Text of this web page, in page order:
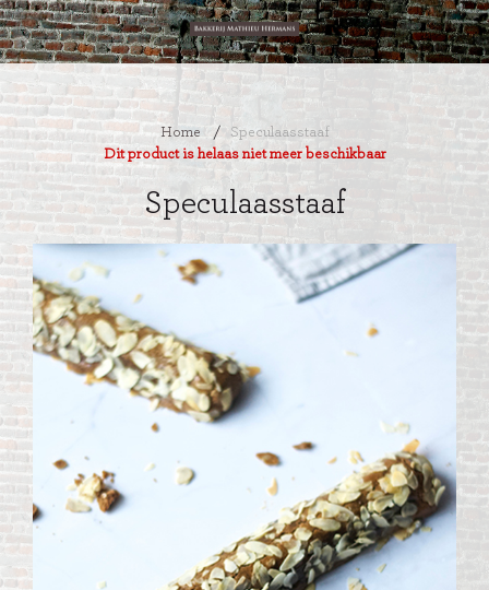
Home /
Speculaasstaaf
Dit product is helaas niet meer beschikbaar
Speculaasstaaf